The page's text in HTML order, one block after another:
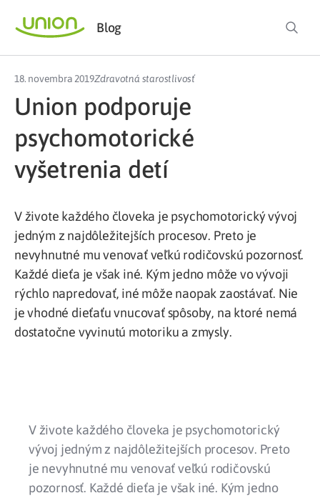
Blog
18. novembra 2019Zdravotná starostlivosť
Union podporuje
psychomotorické
vyšetrenia detí
V živote každého človeka je psychomotorický vývoj
jedným z najdôležitejších procesov. Preto je
nevyhnutné mu venovať veľkú rodičovskú pozornosť.
Každé dieťa je však iné. Kým jedno môže vo vývoji
rýchlo napredovať, iné môže naopak zaostávať. Nie
je vhodné dieťaťu vnucovať spôsoby, na ktoré nemá
dostatočne vyvinutú motoriku a zmysly.
V živote každého človeka je psychomotorický
vývoj jedným z najdôležitejších procesov. Preto
je nevyhnutné mu venovať veľkú rodičovskú
pozornosť. Každé dieťa je však iné. Kým jedno